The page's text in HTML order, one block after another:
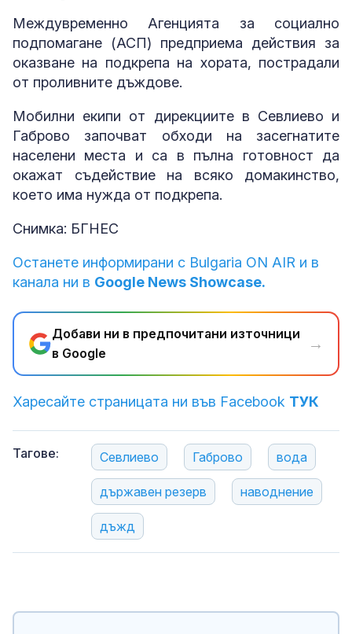
Междувременно Агенцията за социално
подпомагане (АСП) предприема действия за
оказване на подкрепа на хората, пострадали
от проливните дъждове.
Мобилни екипи от дирекциите в Севлиево и
Габрово започват обходи на засегнатите
населени места и са в пълна готовност да
окажат съдействие на всяко домакинство,
което има нужда от подкрепа.
Снимка: БГНЕС
Останете информирани с Bulgaria ON AIR и в
канала ни в Google News Showcase.
Добави ни в предпочитани източници
в Google
→
Харесайте страницата ни във Facebook ТУК
Тагове: Севлиево Габрово вода
държавен резерв наводнение
дъжд